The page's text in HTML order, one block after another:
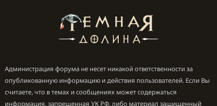
Администрация форума не несет никакой ответственности за
опубликованную информацию и действия пользователей. Если Вы
считаете, что в темах и сообщениях может содержаться
информация, запрещенная УК РФ, либо материал защищенный